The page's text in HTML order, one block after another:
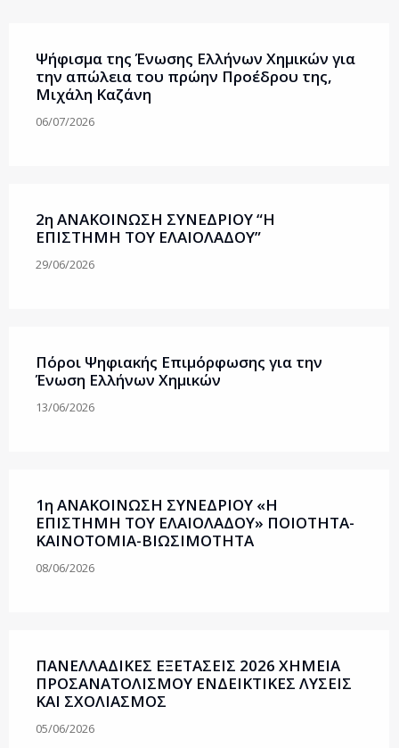
Ψήφισμα της Ένωσης Ελλήνων Χημικών για
την απώλεια του πρώην Προέδρου της,
Μιχάλη Καζάνη
06/07/2026
2η ΑΝΑΚΟΙΝΩΣΗ ΣΥΝΕΔΡΙΟΥ “Η
ΕΠΙΣΤΗΜΗ ΤΟΥ ΕΛΑΙΟΛΑΔΟΥ”
29/06/2026
Πόροι Ψηφιακής Επιμόρφωσης για την
Ένωση Ελλήνων Χημικών
13/06/2026
1η ΑΝΑΚΟΙΝΩΣΗ ΣΥΝΕΔΡΙΟΥ «Η
ΕΠΙΣΤΗΜΗ ΤΟΥ ΕΛΑΙΟΛΑΔΟΥ» ΠΟΙΟΤΗΤΑ-
ΚΑΙΝΟΤΟΜΙΑ-ΒΙΩΣΙΜΟΤΗΤΑ
08/06/2026
ΠΑΝΕΛΛΑΔΙΚΕΣ ΕΞΕΤΑΣΕΙΣ 2026 ΧΗΜΕΙΑ
ΠΡΟΣΑΝΑΤΟΛΙΣΜΟΥ ΕΝΔΕΙΚΤΙΚΕΣ ΛΥΣΕΙΣ
ΚΑΙ ΣΧΟΛΙΑΣΜΟΣ
05/06/2026